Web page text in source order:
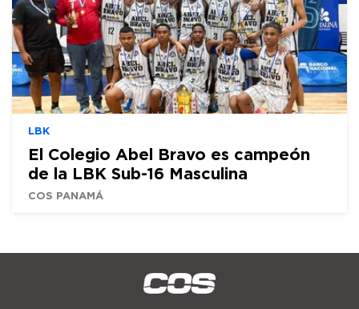
LBK
El Colegio Abel Bravo es campeón
de la LBK Sub-16 Masculina
COS PANAMÁ